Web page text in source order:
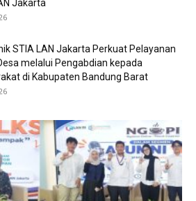
Jakarta
STIA LAN Jakarta Perkuat Pelayanan
melalui Pengabdian kepada
di Kabupaten Bandung Barat